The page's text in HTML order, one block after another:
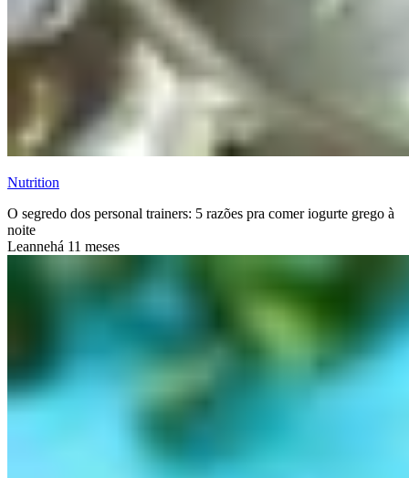
Nutrition
O segredo dos personal trainers: 5 razões pra comer iogurte grego à
noite
Leannehá 11 meses